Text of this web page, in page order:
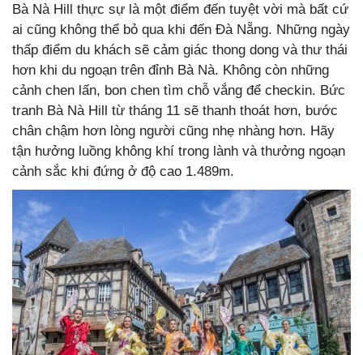
Bà Nà Hill thực sự là một điểm đến tuyệt vời mà bất cứ
ai cũng không thể bỏ qua khi đến Đà Nẵng. Những ngày
thấp điểm du khách sẽ cảm giác thong dong và thư thái
hơn khi du ngoạn trên đỉnh Bà Nà. Không còn những
cảnh chen lấn, bon chen tìm chỗ vắng để checkin. Bức
tranh Bà Nà Hill từ tháng 11 sẽ thanh thoát hơn, bước
chân chậm hơn lòng người cũng nhẹ nhàng hơn. Hãy
tận hưởng luồng không khí trong lành và thưởng ngoạn
cảnh sắc khi đứng ở độ cao 1.489m.